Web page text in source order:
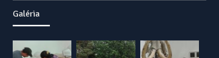
Galéria